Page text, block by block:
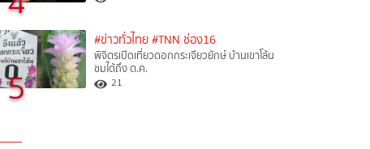
5
#ข่าวทั่วไทย #TNN ช่อง16
พิจิตรเปิดเที่ยวดอกกระเจียวยักษ์ บ้านเขาโล้น
ชมได้ถึง ต.ค.
21